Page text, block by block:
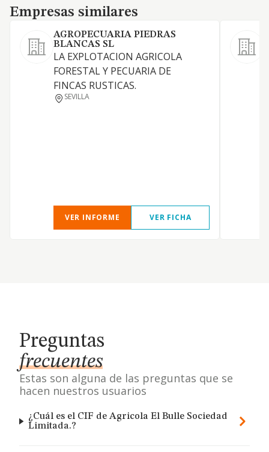
Empresas similares
Empresas similares
AGROPECUARIA PIEDRAS
BLANCAS SL
LA EXPLOTACION AGRICOLA
FORESTAL Y PECUARIA DE
FINCAS RUSTICAS.
SEVILLA
VER INFORME VER FICHA
Preguntas
frecuentes
Estas son alguna de las preguntas que se
hacen nuestros usuarios
¿Cuál es el CIF de Agricola El Bulle Sociedad
Limitada.?